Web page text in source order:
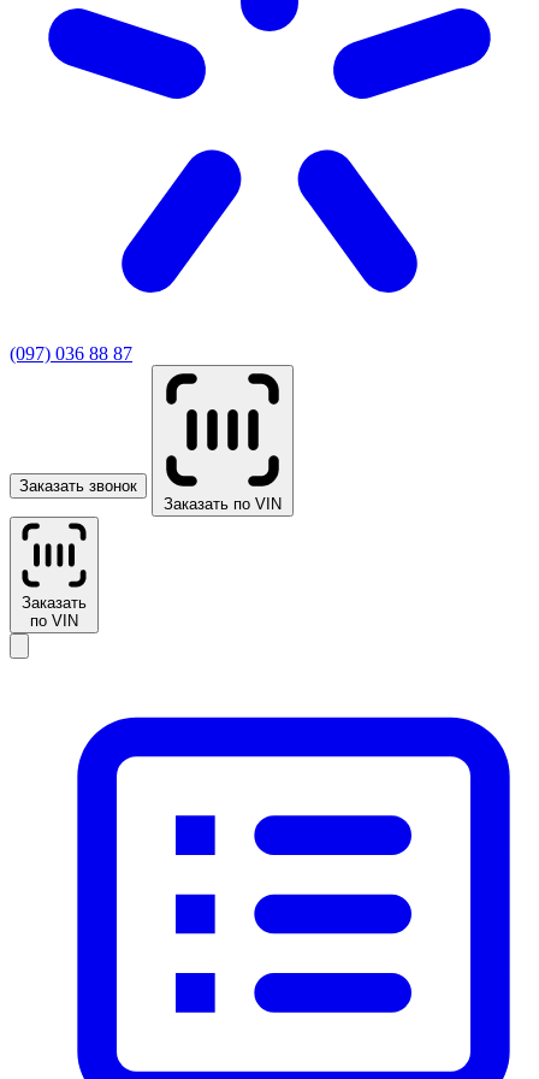
(097) 036 88 87
Заказать звонок
Заказать по VIN
Заказать
по VIN